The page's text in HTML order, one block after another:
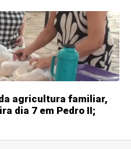
agricultura familiar,
dia 7 em Pedro II;